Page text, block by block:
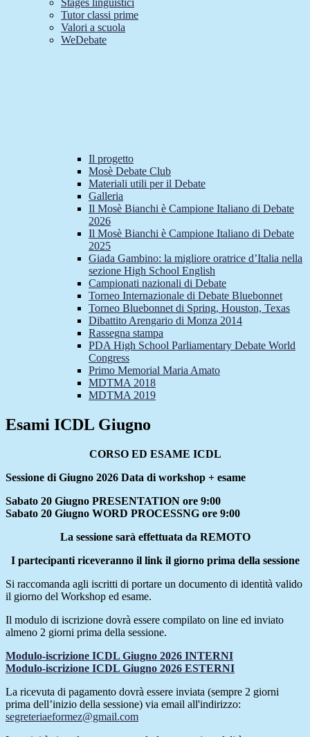
Stages linguistici
Tutor classi prime
Valori a scuola
WeDebate
Il progetto
Mosè Debate Club
Materiali utili per il Debate
Galleria
Il Mosè Bianchi è Campione Italiano di Debate
2026
Il Mosè Bianchi è Campione Italiano di Debate
2025
Giada Gambino: la migliore oratrice d’Italia nella
sezione High School English
Campionati nazionali di Debate
Torneo Internazionale di Debate Bluebonnet
Torneo Bluebonnet di Spring, Houston, Texas
Dibattito Arengario di Monza 2014
Rassegna stampa
PDA High School Parliamentary Debate World
Congress
Primo Memorial Maria Amato
MDTMA 2018
MDTMA 2019
Esami ICDL Giugno
CORSO ED ESAME ICDL
Sessione di Giugno 2026 Data di workshop + esame
Sabato 20 Giugno PRESENTATION ore 9:00
Sabato 20 Giugno WORD PROCESSNG ore 9:00
La sessione sarà effettuata da REMOTO
I partecipanti riceveranno il link il giorno prima della sessione
Si raccomanda agli iscritti di portare un documento di identità valido
il giorno del Workshop ed esame.
Il modulo di iscrizione dovrà essere compilato on line ed inviato
almeno 2 giorni prima della sessione.
Modulo-iscrizione ICDL Giugno 2026 INTERNI
Modulo-iscrizione ICDL Giugno 2026 ESTERNI
La ricevuta di pagamento dovrà essere inviata (sempre 2 giorni
prima dell’inizio della sessione) via email all'indirizzo:
segreteriaeformez@gmail.com